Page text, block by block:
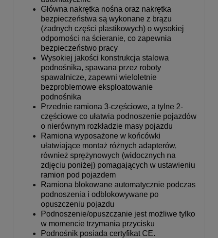
Główna nakrętka nośna oraz nakrętka
bezpieczeństwa są wykonane z brązu
(żadnych części plastikowych) o wysokiej
odporności na ścieranie, co zapewnia
bezpieczeństwo pracy
Wysokiej jakości konstrukcja stalowa
podnośnika, spawana przez roboty
spawalnicze, zapewni wieloletnie
bezproblemowe eksploatowanie
podnośnika
Przednie ramiona 3-częściowe, a tylne 2-
częściowe co ułatwia podnoszenie pojazdów
o nierównym rozkładzie masy pojazdu
Ramiona wyposażone w końcówki
ułatwiające montaż różnych adapterów,
również sprężynowych (widocznych na
zdjęciu poniżej) pomagających w ustawieniu
ramion pod pojazdem
Ramiona blokowane automatycznie podczas
podnoszenia i odblokowywane po
opuszczeniu pojazdu
Podnoszenie/opuszczanie jest możliwe tylko
w momencie trzymania przycisku
Podnośnik posiada certyfikat CE.